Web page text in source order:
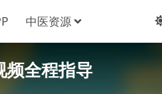
中医资源
频全程指导